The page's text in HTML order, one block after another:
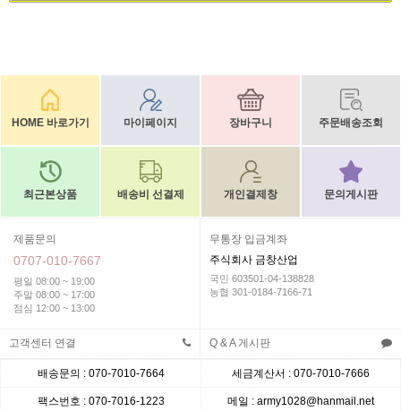
HOME 바로가기 마이페이지 장바구니 주문배송조회
최근본상품 배송비 선결제 개인결제창 문의게시판
제품문의
0707-010-7667
평일 08:00 ~ 19:00
주말 08:00 ~ 17:00
점심 12:00 ~ 13:00
무통장 입금계좌
주식회사 금창산업
국민 603501-04-138828
농협 301-0184-7166-71
고객센터 연결 Q & A 게시판
배송문의 : 070-7010-7664 세금계산서 : 070-7010-7666
팩스번호 : 070-7016-1223 메일 : army1028@hanmail.net